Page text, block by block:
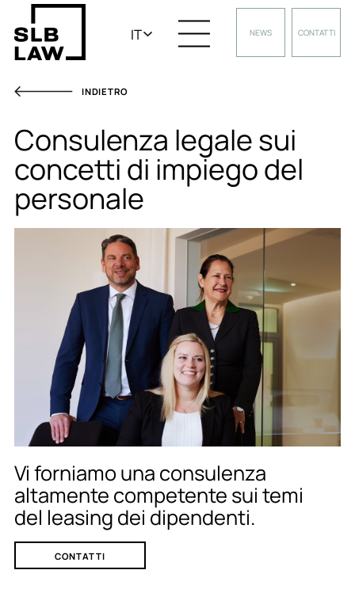
IT NEWS CONTATTI
INDIETRO
Consulenza legale sui
concetti di impiego del
personale
Vi forniamo una consulenza
altamente competente sui temi
del leasing dei dipendenti.
CONTATTI